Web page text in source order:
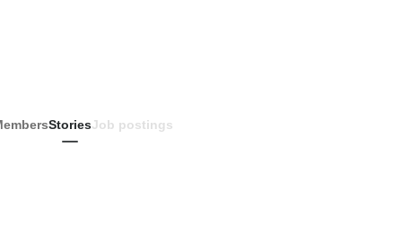
StoriesJob postings